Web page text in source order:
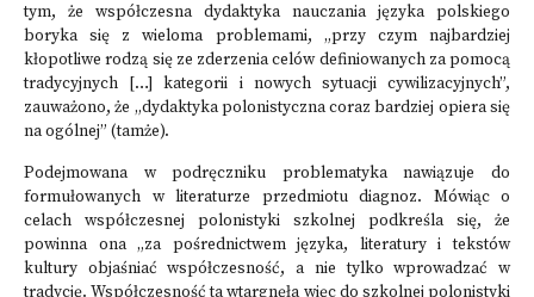
tym, że współczesna dydaktyka nauczania języka polskiego
boryka się z wieloma problemami, „przy czym najbardziej
kłopotliwe rodzą się ze zderzenia celów definiowanych za pomocą
tradycyjnych […] kategorii i nowych sytuacji cywilizacyjnych”,
zauważono, że „dydaktyka polonistyczna coraz bardziej opiera się
na ogólnej” (tamże).
Podejmowana w podręczniku problematyka nawiązuje do
formułowanych w literaturze przedmiotu diagnoz. Mówiąc o
celach współczesnej polonistyki szkolnej podkreśla się, że
powinna ona „za pośrednictwem języka, literatury i tekstów
kultury objaśniać współczesność, a nie tylko wprowadzać w
tradycję. Współczesność ta wtargnęła więc do szkolnej polonistyki